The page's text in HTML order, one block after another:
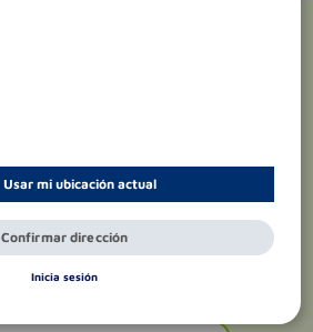
Usar mi ubicación actual
Confirmar dirección
Inicia sesión